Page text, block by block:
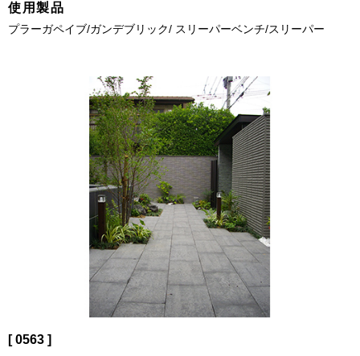
使用製品
プラーガペイブ/ガンデブリック/ スリーパーベンチ/スリーパー
[ 0563 ]